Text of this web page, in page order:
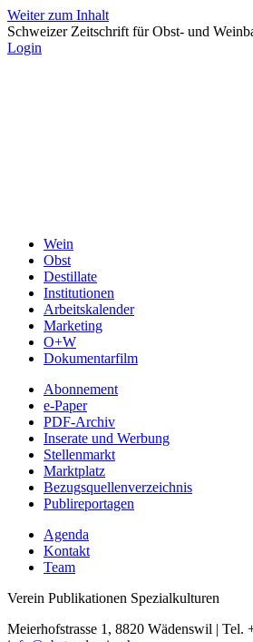
Weiter zum Inhalt
Schweizer Zeitschrift für Obst- und
Login
Wein
Obst
Destillate
Institutionen
Arbeitskalender
Marketing
O+W
Dokumentarfilm
Abonnement
e-Paper
PDF-Archiv
Inserate und Werbung
Stellenmarkt
Marktplatz
Bezugsquellenverzeichnis
Publireportagen
Agenda
Kontakt
Team
Verein Publikationen Spezialkulturen
Meierhofstrasse 1, 8820 Wädenswil | Tel.